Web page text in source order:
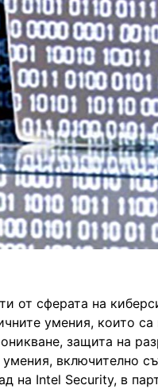
от сферата на
умения, които
защита на
включително
на Intel Security, в